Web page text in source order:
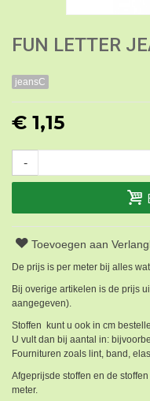
FUN LETTER
jeansC
€ 1,15
-
Toevoegen aan
De prijs is per meter bij alles
Bij overige artikelen is de prijs
aangegeven).
Stoffen kunt u ook in cm
U vult dan bij aantal in:
Fournituren zoals lint, band,
Afgeprijsde stoffen en de
meter.